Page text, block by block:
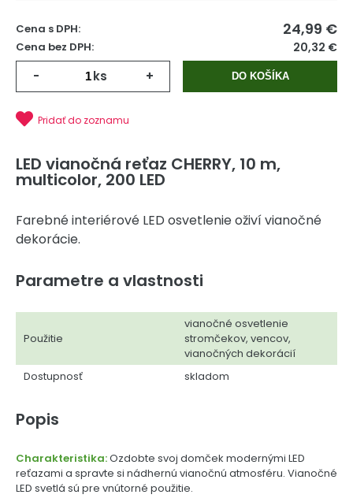
Cena s DPH: 24,99 €
Cena bez DPH: 20,32 €
- ks + DO KOŠÍKA
Pridať do zoznamu
LED vianočná reťaz CHERRY, 10 m,
multicolor, 200 LED
Farebné interiérové LED osvetlenie oživí vianočné
dekorácie.
Parametre a vlastnosti
Použitie
vianočné osvetlenie
stromčekov, vencov,
vianočných dekorácií
Dostupnosť
skladom
Popis
Charakteristika:Ozdobte svoj domček modernými LED
reťazami a spravte si nádhernú vianočnú atmosféru. Vianočné
LED svetlá sú pre vnútorné použitie.